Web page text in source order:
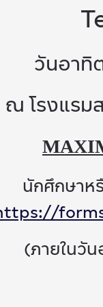
วันอาทิ
ณ โรงแรม
นักศึกษาห
(ภายในวั